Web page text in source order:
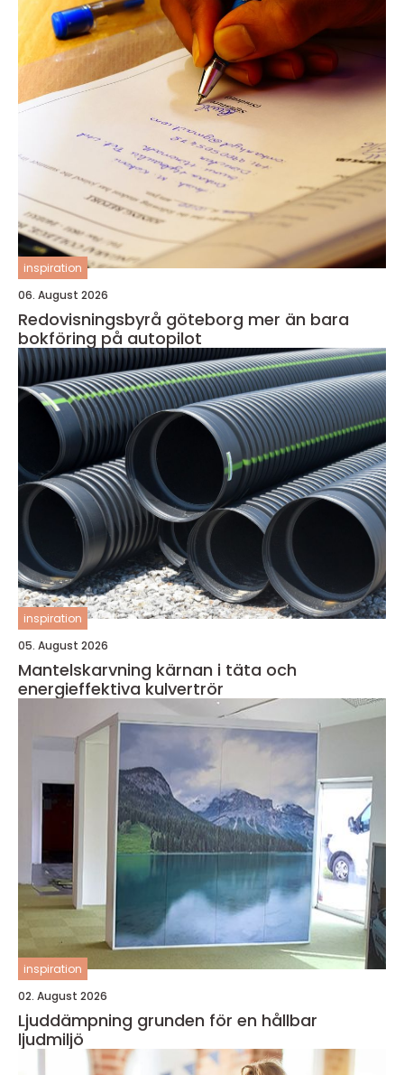
inspiration
06. August 2026
Redovisningsbyrå göteborg mer än bara
bokföring på autopilot
inspiration
05. August 2026
Mantelskarvning kärnan i täta och
energieffektiva kulvertrör
inspiration
02. August 2026
Ljuddämpning grunden för en hållbar
ljudmiljö